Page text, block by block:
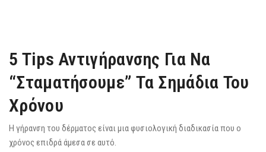
5 Tips Αντιγήρανσης Για Να
“σταματήσουμε” Τα Σημάδια Του
Χρόνου
Η γήρανση του δέρματος είναι μια φυσιολογική διαδικασία που ο
χρόνος επιδρά άμεσα σε αυτό.